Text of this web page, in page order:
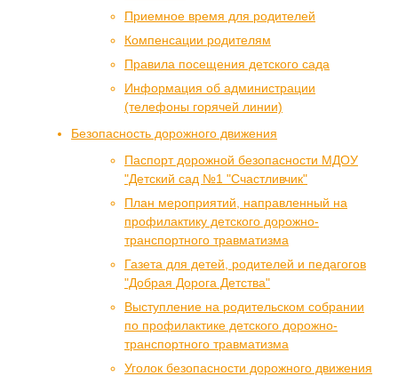
Приемное время для родителей
Компенсации родителям
Правила посещения детского сада
Информация об администрации
(телефоны горячей линии)
Безопасность дорожного движения
Паспорт дорожной безопасности МДОУ
"Детский сад №1 "Счастливчик"
План мероприятий, направленный на
профилактику детского дорожно-
транспортного травматизма
Газета для детей, родителей и педагогов
"Добрая Дорога Детства"
Выступление на родительском собрании
по профилактике детского дорожно-
транспортного травматизма
Уголок безопасности дорожного движения